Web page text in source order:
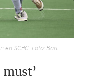
en SCHC. Foto: Bart